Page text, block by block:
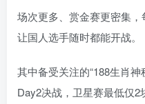
场次更多、赏金赛更密集，
让国人选手随时都能开战。
其中备受关注的“188生肖
Day2决战，卫星赛最低仅